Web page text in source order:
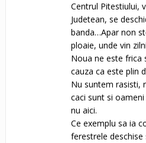
Centrul Pitestiului,
Judetean, se
banda…Apar non
ploaie, unde vin
Noua ne este frica
cauza ca este plin
Nu suntem rasisti,
caci sunt si
nu aici.
Ce exemplu sa ia
ferestrele